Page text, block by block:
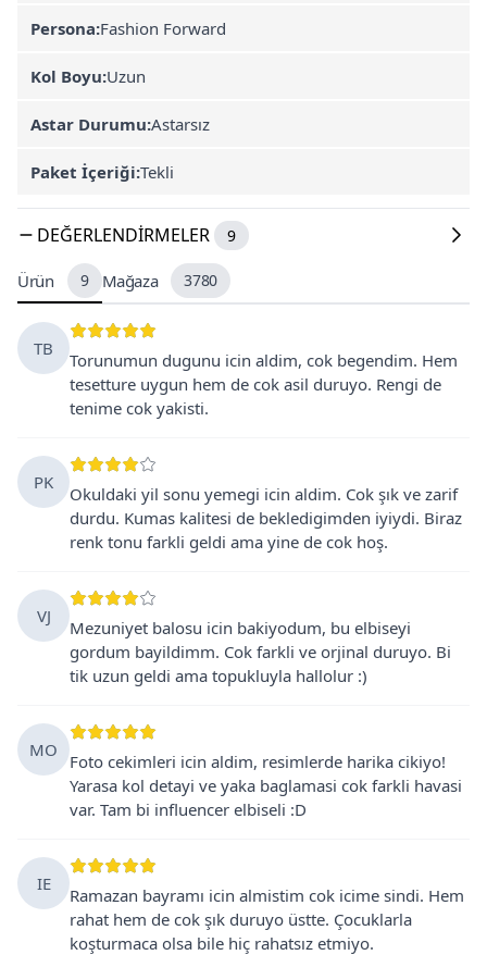
Persona:Fashion Forward
Kol Boyu:Uzun
Astar Durumu:Astarsız
Paket İçeriği:Tekli
DEĞERLENDIRMELER 9
Ürün 9 Mağaza 3780
TB
Torunumun dugunu icin aldim, cok begendim. Hem
tesetture uygun hem de cok asil duruyo. Rengi de
tenime cok yakisti.
PK
Okuldaki yil sonu yemegi icin aldim. Cok şık ve zarif
durdu. Kumas kalitesi de bekledigimden iyiydi. Biraz
renk tonu farkli geldi ama yine de cok hoş.
VJ
Mezuniyet balosu icin bakiyodum, bu elbiseyi
gordum bayildimm. Cok farkli ve orjinal duruyo. Bi
tik uzun geldi ama topukluyla hallolur :)
MO
Foto cekimleri icin aldim, resimlerde harika cikiyo!
Yarasa kol detayi ve yaka baglamasi cok farkli havasi
var. Tam bi influencer elbiseli :D
IE
Ramazan bayramı icin almistim cok icime sindi. Hem
rahat hem de cok şık duruyo üstte. Çocuklarla
koşturmaca olsa bile hiç rahatsız etmiyo.